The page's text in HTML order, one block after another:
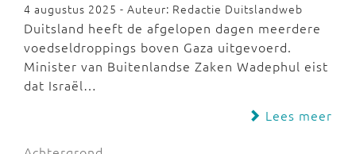
4 augustus 2025 - Auteur: Redactie Duitslandweb
Duitsland heeft de afgelopen dagen meerdere
voedseldroppings boven Gaza uitgevoerd.
Minister van Buitenlandse Zaken Wadephul eist
dat Israël…
Lees meer